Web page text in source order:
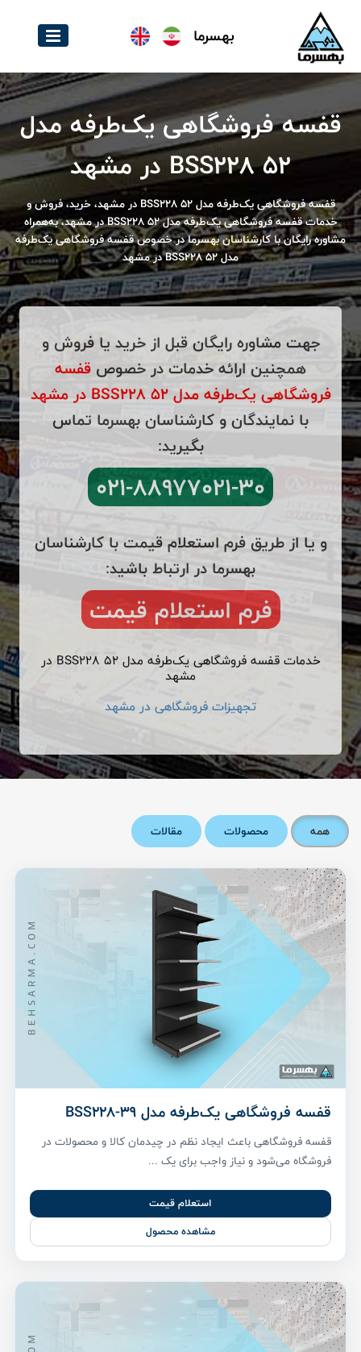
بهسرما
قفسه فروشگاهی یک‌طرفه مدل
BSS228 52 در مشهد
قفسه فروشگاهی یک‌طرفه مدل BSS228 52 در مشهد، خرید، فروش و
خدمات قفسه فروشگاهی یک‌طرفه مدل BSS228 52 در مشهد، به‌همراه
مشاوره رایگان با کارشناسان بهسرما در خصوص قفسه فروشگاهی یک‌طرفه
مدل BSS228 52 در مشهد
جهت مشاوره رایگان قبل از خرید یا فروش و
همچنین ارائه خدمات در خصوص قفسه
فروشگاهی یک‌طرفه مدل BSS228 52 در مشهد
با نمایندگان و کارشناسان بهسرما تماس
بگیرید:
۰۲۱-۸۸۹۷۷۰۲۱-۳۰
و یا از طریق فرم استعلام قیمت با کارشناسان
بهسرما در ارتباط باشید:
فرم استعلام قیمت
خدمات قفسه فروشگاهی یک‌طرفه مدل BSS228 52 در
مشهد
تجهیزات فروشگاهی در مشهد
همه محصولات مقالات
قفسه فروشگاهی یک‌طرفه مدل BSS228-39
قفسه فروشگاهی باعث ایجاد نظم در چیدمان کالا و محصولات در
فروشگاه می‌شود و نیاز واجب برای یک ...
استعلام قیمت
مشاهده محصول